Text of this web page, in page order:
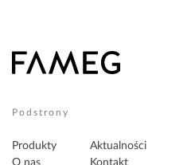
Podstrony
Produkty
O nas
Aktualności
Kontakt